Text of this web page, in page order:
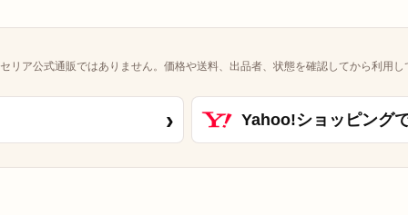
セリア公式通販ではありません。価格や送料、出品者、状態を確認してから利用し
› Yahoo!ショッピング